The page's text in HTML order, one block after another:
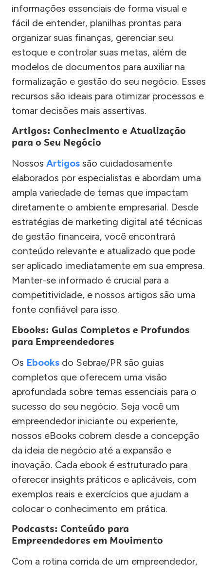
informações essenciais de forma visual e
fácil de entender, planilhas prontas para
organizar suas finanças, gerenciar seu
estoque e controlar suas metas, além de
modelos de documentos para auxiliar na
formalização e gestão do seu negócio. Esses
recursos são ideais para otimizar processos e
tomar decisões mais assertivas.
Artigos: Conhecimento e Atualização
para o Seu Negócio
Nossos Artigos são cuidadosamente
elaborados por especialistas e abordam uma
ampla variedade de temas que impactam
diretamente o ambiente empresarial. Desde
estratégias de marketing digital até técnicas
de gestão financeira, você encontrará
conteúdo relevante e atualizado que pode
ser aplicado imediatamente em sua empresa.
Manter-se informado é crucial para a
competitividade, e nossos artigos são uma
fonte confiável para isso.
Ebooks: Guias Completos e Profundos
para Empreendedores
Os Ebooks do Sebrae/PR são guias
completos que oferecem uma visão
aprofundada sobre temas essenciais para o
sucesso do seu negócio. Seja você um
empreendedor iniciante ou experiente,
nossos eBooks cobrem desde a concepção
da ideia de negócio até a expansão e
inovação. Cada ebook é estruturado para
oferecer insights práticos e aplicáveis, com
exemplos reais e exercícios que ajudam a
colocar o conhecimento em prática.
Podcasts: Conteúdo para
Empreendedores em Movimento
Com a rotina corrida de um empreendedor,